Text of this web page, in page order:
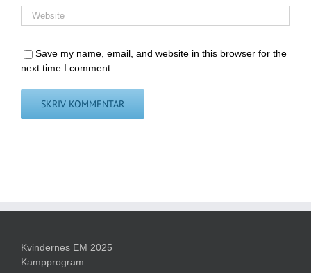
Save my name, email, and website in this browser for the
next time I comment.
Kvindernes EM 2025
Kampprogram